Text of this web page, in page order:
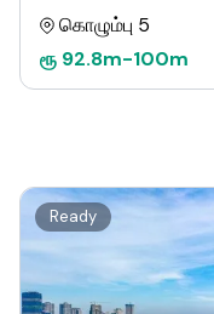
கொழும்பு 5
ரூ 92.8m-100m
Ready